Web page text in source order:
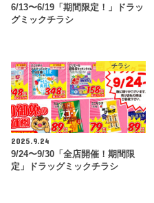
6/13〜6/19「期間限定！」ドラッ
グミックチラシ
チラシ
2025.9.24
9/24〜9/30「全店開催！期間限
定」ドラッグミックチラシ